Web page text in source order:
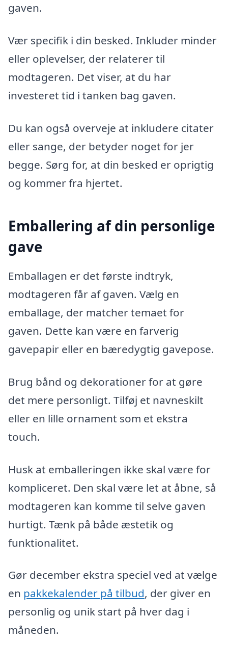
gaven.
Vær specifik i din besked. Inkluder minder
eller oplevelser, der relaterer til
modtageren. Det viser, at du har
investeret tid i tanken bag gaven.
Du kan også overveje at inkludere citater
eller sange, der betyder noget for jer
begge. Sørg for, at din besked er oprigtig
og kommer fra hjertet.
Emballering af din personlige
gave
Emballagen er det første indtryk,
modtageren får af gaven. Vælg en
emballage, der matcher temaet for
gaven. Dette kan være en farverig
gavepapir eller en bæredygtig gavepose.
Brug bånd og dekorationer for at gøre
det mere personligt. Tilføj et navneskilt
eller en lille ornament som et ekstra
touch.
Husk at emballeringen ikke skal være for
kompliceret. Den skal være let at åbne, så
modtageren kan komme til selve gaven
hurtigt. Tænk på både æstetik og
funktionalitet.
Gør december ekstra speciel ved at vælge
en pakkekalender på tilbud, der giver en
personlig og unik start på hver dag i
måneden.